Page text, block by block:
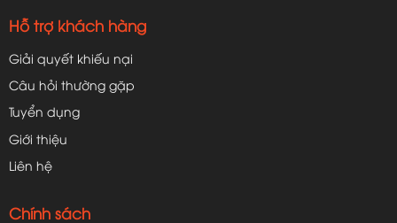
Hỗ trợ khách hàng
Giải quyết khiếu nại
Câu hỏi thường gặp
Tuyển dụng
Giới thiệu
Liên hệ
Chính sách